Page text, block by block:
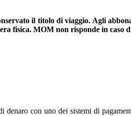
il titolo di viaggio. Agli
fisica. MOM non risponde in
denaro con uno dei sistemi di